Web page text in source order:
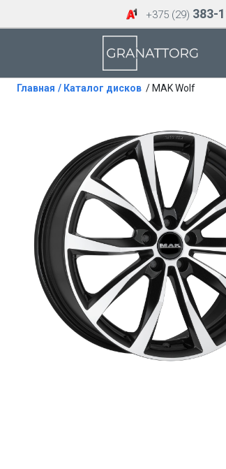
+375 (29) 383-
Главная / Каталог дисков / MAK Wolf